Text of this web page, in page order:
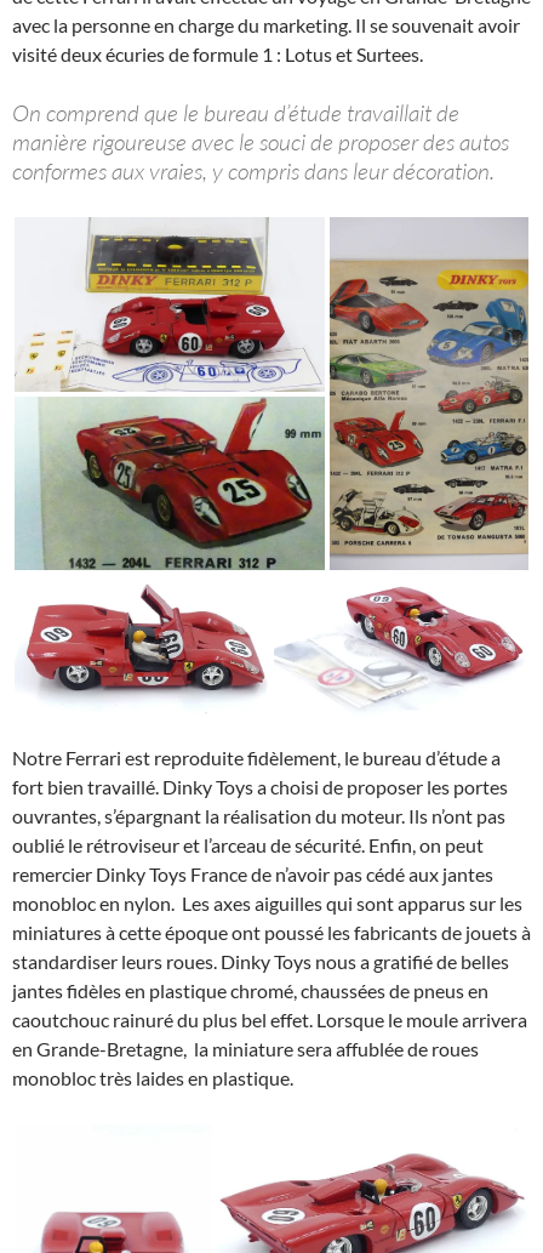
avec la personne en charge du marketing. Il se souvenait avoir
visité deux écuries de formule 1 : Lotus et Surtees.
On comprend que le bureau d’étude travaillait de
manière rigoureuse avec le souci de proposer des autos
conformes aux vraies, y compris dans leur décoration.
Notre Ferrari est reproduite fidèlement, le bureau d’étude a
fort bien travaillé. Dinky Toys a choisi de proposer les portes
ouvrantes, s’épargnant la réalisation du moteur. Ils n’ont pas
oublié le rétroviseur et l’arceau de sécurité. Enfin, on peut
remercier Dinky Toys France de n’avoir pas cédé aux jantes
monobloc en nylon. Les axes aiguilles qui sont apparus sur les
miniatures à cette époque ont poussé les fabricants de jouets à
standardiser leurs roues. Dinky Toys nous a gratifié de belles
jantes fidèles en plastique chromé, chaussées de pneus en
caoutchouc rainuré du plus bel effet. Lorsque le moule arrivera
en Grande-Bretagne, la miniature sera affublée de roues
monobloc très laides en plastique.